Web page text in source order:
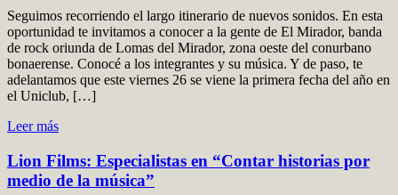
Seguimos recorriendo el largo itinerario de nuevos sonidos. En esta
oportunidad te invitamos a conocer a la gente de El Mirador, banda
de rock oriunda de Lomas del Mirador, zona oeste del conurbano
bonaerense. Conocé a los integrantes y su música. Y de paso, te
adelantamos que este viernes 26 se viene la primera fecha del año en
el Uniclub, […]
Leer más
Lion Films: Especialistas en “Contar historias por
medio de la música”